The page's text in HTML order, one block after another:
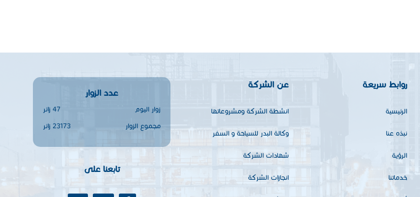
روابط سريعة
الرئيسية
نبذه عنا
الرؤية
خدماتنا
عن الشركة
انشطة الشركة ومشروعاتها
وكالة البدر للسياحة و السفر
شهادات الشركة
انجازات الشركة
عدد الزوار
زوار اليوم
47 زائر
مجموع الزوار
23173 زائر
تابعنا على